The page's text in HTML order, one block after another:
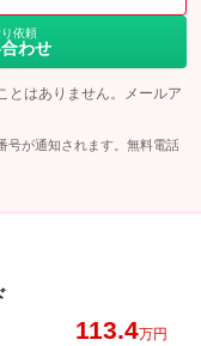
依頼
わせ
とはありません。メールア
号が通知されます。無料電話
113.4万円